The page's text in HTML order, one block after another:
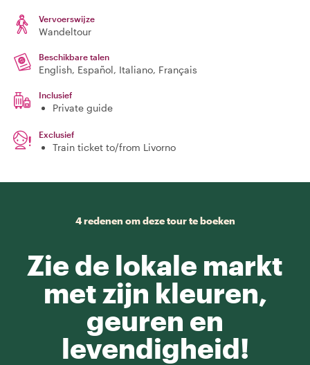
Vervoerswijze
Wandeltour
Beschikbare talen
English, Español, Italiano, Français
Inclusief
Private guide
Exclusief
Train ticket to/from Livorno
4 redenen om deze tour te boeken
Zie de lokale markt
met zijn kleuren,
geuren en
levendigheid!